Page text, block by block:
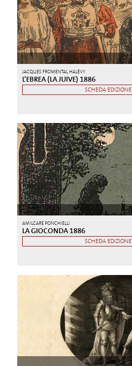
JACQUES FROMENTAL HALÉVY
L’EBREA (LA JUIVE) 1886
SCHEDA EDIZIONE
AMILCARE PONCHIELLI
LA GIOCONDA 1886
SCHEDA EDIZIONE